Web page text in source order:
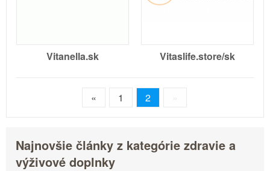
Vitanella.sk Vitaslife.store/sk
« 1 2
Najnovšie články z kategórie zdravie a
výživové doplnky